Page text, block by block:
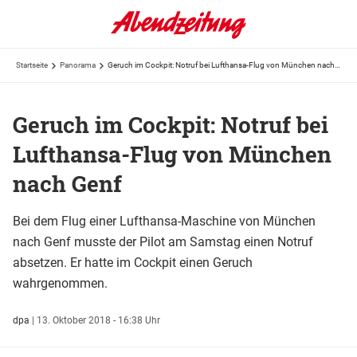
Startseite Panorama
Geruch im Cockpit: Notruf bei
Lufthansa-Flug von München
nach Genf
Bei dem Flug einer Lufthansa-Maschine von München
nach Genf musste der Pilot am Samstag einen Notruf
absetzen. Er hatte im Cockpit einen Geruch
wahrgenommen.
dpa | 13. Oktober 2018 - 16:38 Uhr